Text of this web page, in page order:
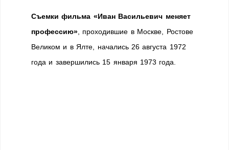
Съемки фильма «Иван Васильевич меняет
профессию» , проходившие в Москве, Ростове
Великом и в Ялте, начались 26 августа 1972
года и завершились 15 января 1973 года.